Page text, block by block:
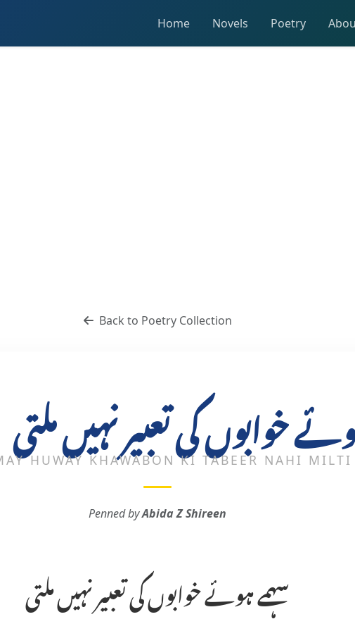
Home Novels Poetry
Back to Poetry Collection
خوابوں کی تعبیر نہیں ملتی
HUWAY KHAWABON KI TABEER NAHI MILTI
Penned byAbida Z Shireen
سہمے ہوئے خوابوں کی تعبیر نہیں ملتی